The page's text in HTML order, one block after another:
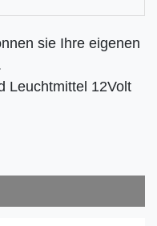
sie Ihre eigenen
Leuchtmittel 12Volt